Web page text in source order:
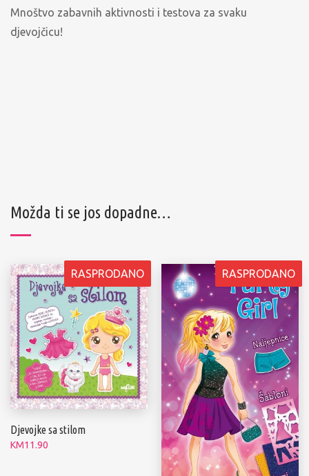
Mnoštvo zabavnih aktivnosti i testova za svaku
djevojčicu!
Možda ti se jos dopadne…
RASPRODANO
Djevojke sa stilom
KM11.90
RASPRODANO